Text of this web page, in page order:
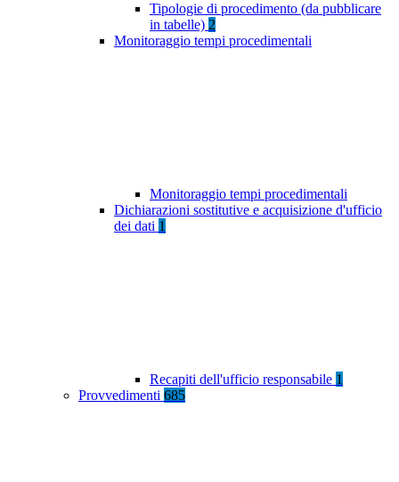
Tipologie di procedimento (da pubblicare
in tabelle) 2
Monitoraggio tempi procedimentali
Monitoraggio tempi procedimentali
Dichiarazioni sostitutive e acquisizione d'ufficio
dei dati 1
Recapiti dell'ufficio responsabile 1
Provvedimenti 685